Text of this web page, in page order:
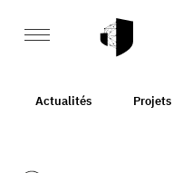
Actualités Projets